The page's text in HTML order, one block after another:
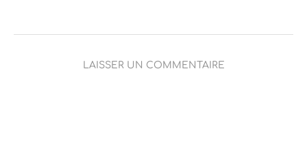
LAISSER UN COMMENTAIRE